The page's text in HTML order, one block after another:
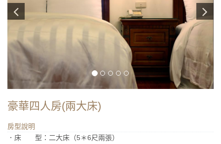
豪華四人房(兩大床)
房型說明
．床 型：二大床（5＊6尺兩張）